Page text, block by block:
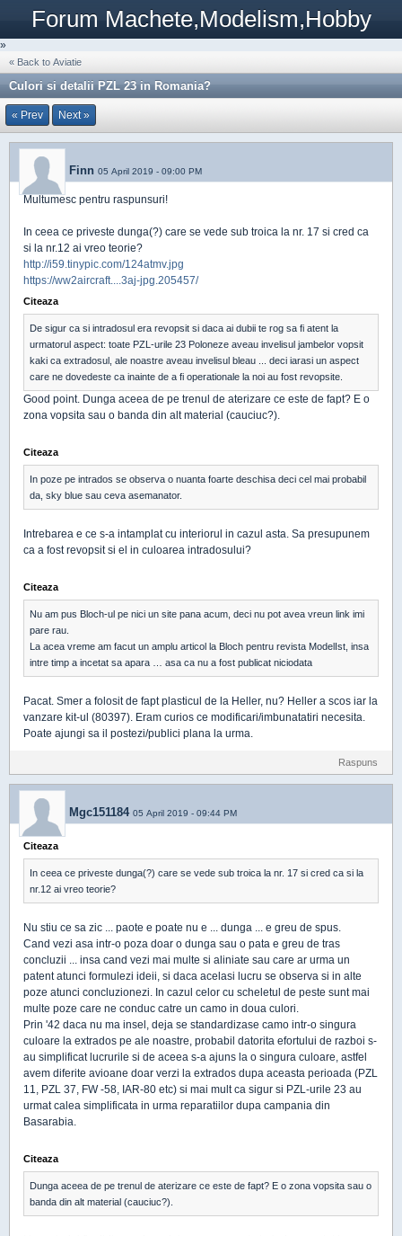
Forum Machete,Modelism,Hobby
»
« Back to Aviatie
Culori si detalii PZL 23 in Romania?
« Prev Next »
Finn 05 April 2019 - 09:00 PM
Multumesc pentru raspunsuri!
In ceea ce priveste dunga(?) care se vede sub troica la nr. 17 si cred ca
si la nr.12 ai vreo teorie?
http://i59.tinypic.com/124atmv.jpg
https://ww2aircraft....3aj-jpg.205457/
Citeaza
De sigur ca si intradosul era revopsit si daca ai dubii te rog sa fi atent la
urmatorul aspect: toate PZL-urile 23 Poloneze aveau invelisul jambelor vopsit
kaki ca extradosul, ale noastre aveau invelisul bleau ... deci iarasi un aspect
care ne dovedeste ca inainte de a fi operationale la noi au fost revopsite.
Good point. Dunga aceea de pe trenul de aterizare ce este de fapt? E o
zona vopsita sau o banda din alt material (cauciuc?).
Citeaza
In poze pe intrados se observa o nuanta foarte deschisa deci cel mai probabil
da, sky blue sau ceva asemanator.
Intrebarea e ce s-a intamplat cu interiorul in cazul asta. Sa presupunem
ca a fost revopsit si el in culoarea intradosului?
Citeaza
Nu am pus Bloch-ul pe nici un site pana acum, deci nu pot avea vreun link imi
pare rau.
La acea vreme am facut un amplu articol la Bloch pentru revista ModelIst, insa
intre timp a incetat sa apara … asa ca nu a fost publicat niciodata
Pacat. Smer a folosit de fapt plasticul de la Heller, nu? Heller a scos iar la
vanzare kit-ul (80397). Eram curios ce modificari/imbunatatiri necesita.
Poate ajungi sa il postezi/publici plana la urma.
Raspuns
Mgc151184 05 April 2019 - 09:44 PM
Citeaza
In ceea ce priveste dunga(?) care se vede sub troica la nr. 17 si cred ca si la
nr.12 ai vreo teorie?
Nu stiu ce sa zic ... paote e poate nu e ... dunga ... e greu de spus.
Cand vezi asa intr-o poza doar o dunga sau o pata e greu de tras
concluzii ... insa cand vezi mai multe si aliniate sau care ar urma un
patent atunci formulezi ideii, si daca acelasi lucru se observa si in alte
poze atunci concluzionezi. In cazul celor cu scheletul de peste sunt mai
multe poze care ne conduc catre un camo in doua culori.
Prin '42 daca nu ma insel, deja se standardizase camo intr-o singura
culoare la extrados pe ale noastre, probabil datorita efortului de razboi s-
au simplificat lucrurile si de aceea s-a ajuns la o singura culoare, astfel
avem diferite avioane doar verzi la extrados dupa aceasta perioada (PZL
11, PZL 37, FW -58, IAR-80 etc) si mai mult ca sigur si PZL-urile 23 au
urmat calea simplificata in urma reparatiilor dupa campania din
Basarabia.
Citeaza
Dunga aceea de pe trenul de aterizare ce este de fapt? E o zona vopsita sau o
banda din alt material (cauciuc?).